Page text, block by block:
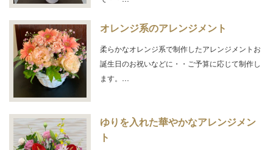
オレンジ系のアレンジメント
柔らかなオレンジ系で制作したアレンジメントお
誕生日のお祝いなどに・・ご予算に応じて制作し
ます。…
ゆりを入れた華やかなアレンジメン
ト